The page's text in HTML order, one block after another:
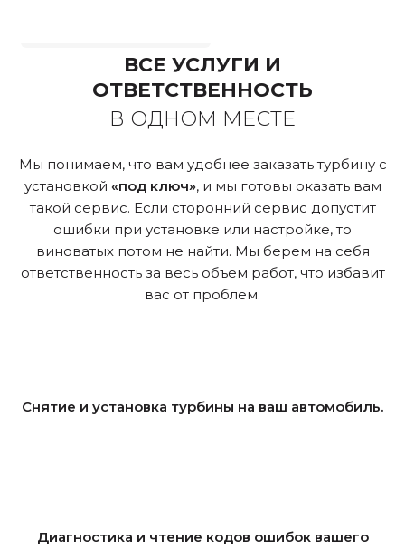
ВСЕ УСЛУГИ И
ОТВЕТСТВЕННОСТЬ
В ОДНОМ МЕСТЕ
Мы понимаем, что вам удобнее заказать турбину с
установкой «под ключ», и мы готовы оказать вам
такой сервис. Если сторонний сервис допустит
ошибки при установке или настройке, то
виноватых потом не найти. Мы берем на себя
ответственность за весь объем работ, что избавит
вас от проблем.
Снятие и установка турбины на ваш автомобиль.
Диагностика и чтение кодов ошибок вашего